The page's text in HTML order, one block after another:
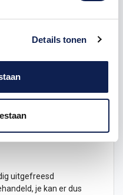
Details tonen
de dikte van de letter
voor buitengebruik.
te ontvangen, de
uitgefreesd
je kan er dus